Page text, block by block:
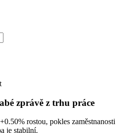
zprávě z trhu práce
+0.50% rostou, pokles zaměstnanosti
je stabilní.